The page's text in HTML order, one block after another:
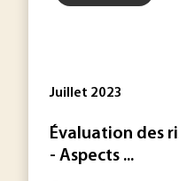
Juillet 2023
Évaluation des
- Aspects ...